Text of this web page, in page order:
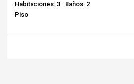
Habitaciones: 3
Baños: 2
Piso